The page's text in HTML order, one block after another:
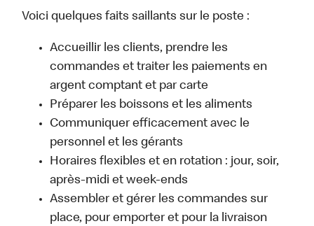
Voici quelques faits saillants sur le poste :
Accueillir les clients, prendre les
commandes et traiter les paiements en
argent comptant et par carte
Préparer les boissons et les aliments
Communiquer efficacement avec le
personnel et les gérants
Horaires flexibles et en rotation : jour, soir,
après-midi et week-ends
Assembler et gérer les commandes sur
place, pour emporter et pour la livraison